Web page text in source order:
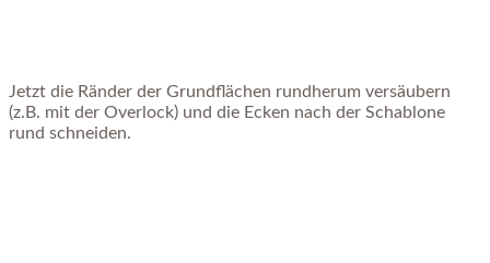
Jetzt die Ränder der Grundflächen rundherum versäubern
(z.B. mit der Overlock) und die Ecken nach der Schablone
rund schneiden.